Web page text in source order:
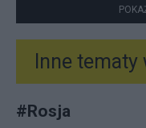
Inne tematy
#Rosja